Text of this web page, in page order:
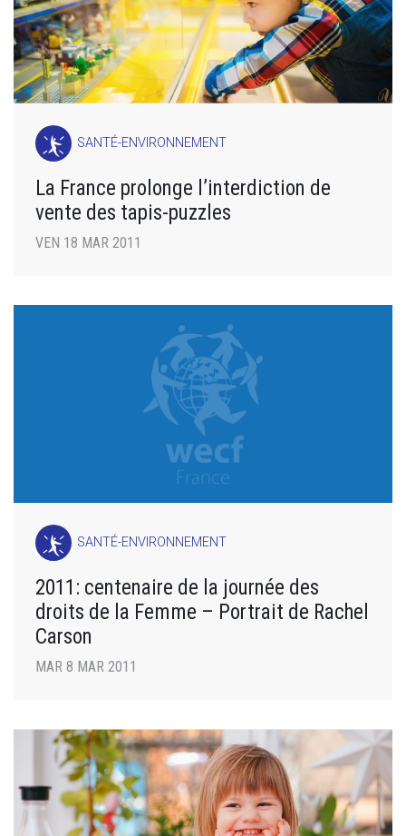
SANTÉ-ENVIRONNEMENT
La France prolonge l’interdiction de
vente des tapis-puzzles
VEN 18 MAR 2011
SANTÉ-ENVIRONNEMENT
2011: centenaire de la journée des
droits de la Femme – Portrait de Rachel
Carson
MAR 8 MAR 2011